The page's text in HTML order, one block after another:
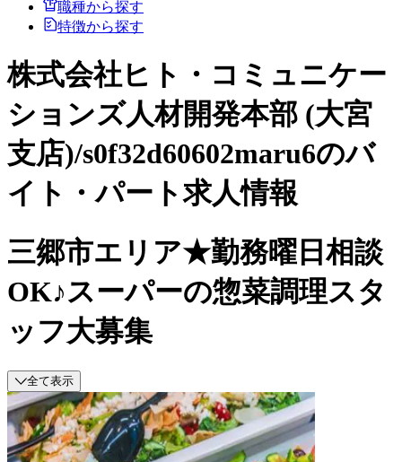
職種から探す
特徴から探す
株式会社ヒト・コミュニケー
ションズ人材開発本部 (大宮
支店)/s0f32d60602maru6のバ
イト・パート求人情報
三郷市エリア★勤務曜日相談
OK♪スーパーの惣菜調理スタ
ッフ大募集
全て表示